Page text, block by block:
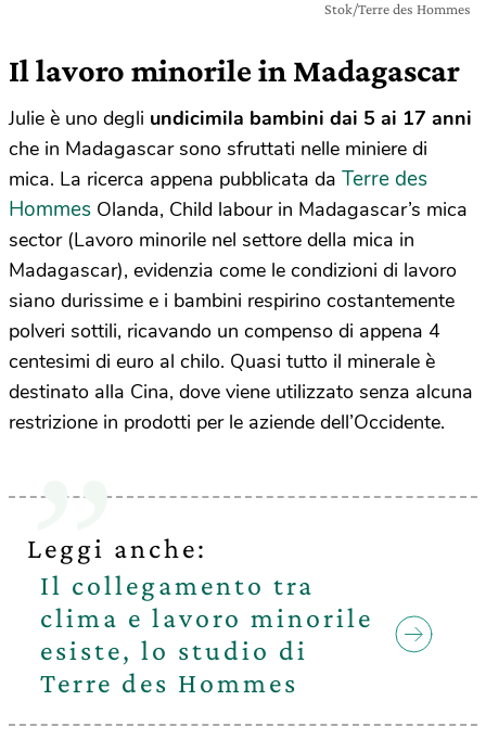
Stok/Terre des Hommes
Il lavoro minorile in Madagascar
Julie è uno degli undicimila bambini dai 5 ai 17 anni
che in Madagascar sono sfruttati nelle miniere di
mica. La ricerca appena pubblicata da Terre des
Hommes Olanda, Child labour in Madagascar’s mica
sector (Lavoro minorile nel settore della mica in
Madagascar), evidenzia come le condizioni di lavoro
siano durissime e i bambini respirino costantemente
polveri sottili, ricavando un compenso di appena 4
centesimi di euro al chilo. Quasi tutto il minerale è
destinato alla Cina, dove viene utilizzato senza alcuna
restrizione in prodotti per le aziende dell’Occidente.
Leggi anche:
Il collegamento tra
clima e lavoro minorile
esiste, lo studio di
Terre des Hommes